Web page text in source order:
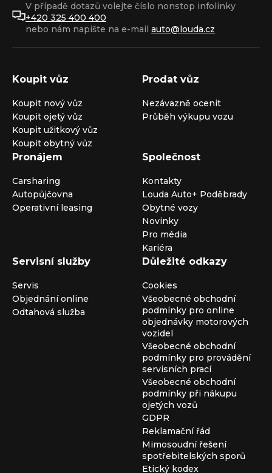
V případě dotazů volejte číslo nonstop infolinky
+420 325 400 400
nebo nám napište na e-mail auto@louda.cz
Koupit vůz
Koupit nový vůz
Koupit ojetý vůz
Koupit užitkový vůz
Koupit obytný vůz
Prodat vůz
Nezávazně ocenit
Průběh výkupu vozu
Pronájem
Carsharing
Autopůjčovna
Operativní leasing
Společnost
Kontakty
Louda Auto+ Poděbrady
Obytné vozy
Novinky
Pro média
Kariéra
Servisní služby
Servis
Objednání online
Odtahová služba
Důležité odkazy
Cookies
Všeobecné obchodní
podmínky pro online
objednávky motorových
vozidel
Všeobecné obchodní
podmínky pro provádění
servisních prací
Všeobecné obchodní
podmínky při nákupu
ojetých vozů
GDPR
Reklamační řád
Mimosoudní řešení
spotřebitelských sporů
Etický kodex